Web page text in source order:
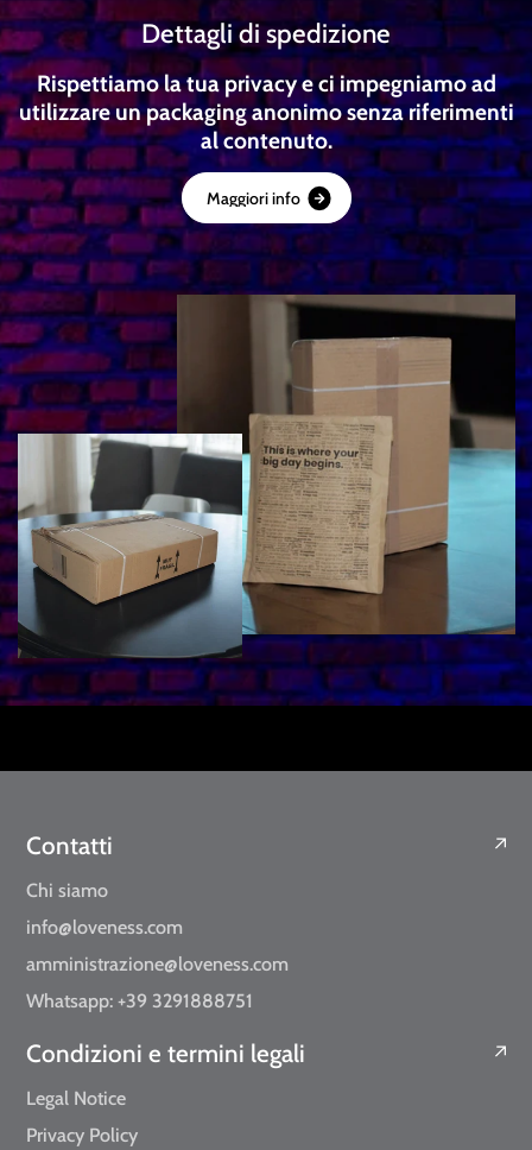
Dettagli di spedizione
Rispettiamo la tua privacy e ci impegniamo ad
utilizzare un packaging anonimo senza riferimenti
al contenuto.
Maggioriinfo
Contatti
Chi siamo
info@loveness.com
amministrazione@loveness.com
Whatsapp: +39 3291888751
Condizioni e termini legali
Legal Notice
Privacy Policy